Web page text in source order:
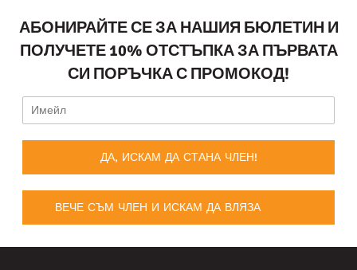
АБОНИРАЙТЕ СЕ ЗА НАШИЯ БЮЛЕТИН И
ПОЛУЧЕТЕ 10% ОТСТЪПКА ЗА ПЪРВАТА
СИ ПОРЪЧКА С ПРОМОКОД!
ДА, ИСКАМ ДА СТАНА ЧЛЕН!
ВЕЧЕ СЪМ ЧЛЕН И ИСКАМ ДА ВЛЯЗА